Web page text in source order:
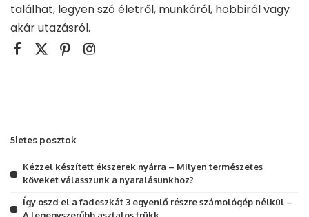
találhat, legyen szó életről, munkáról, hobbiról vagy
akár utazásról.
5letes posztok
Kézzel készített ékszerek nyárra – Milyen természetes
köveket válasszunk a nyaralásunkhoz?
Így oszd el a fadeszkát 3 egyenlő részre számológép nélkül –